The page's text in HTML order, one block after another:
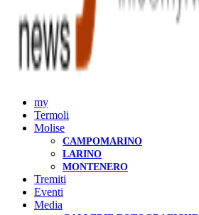
my
Termoli
Molise
CAMPOMARINO
LARINO
MONTENERO
Tremiti
Eventi
Media